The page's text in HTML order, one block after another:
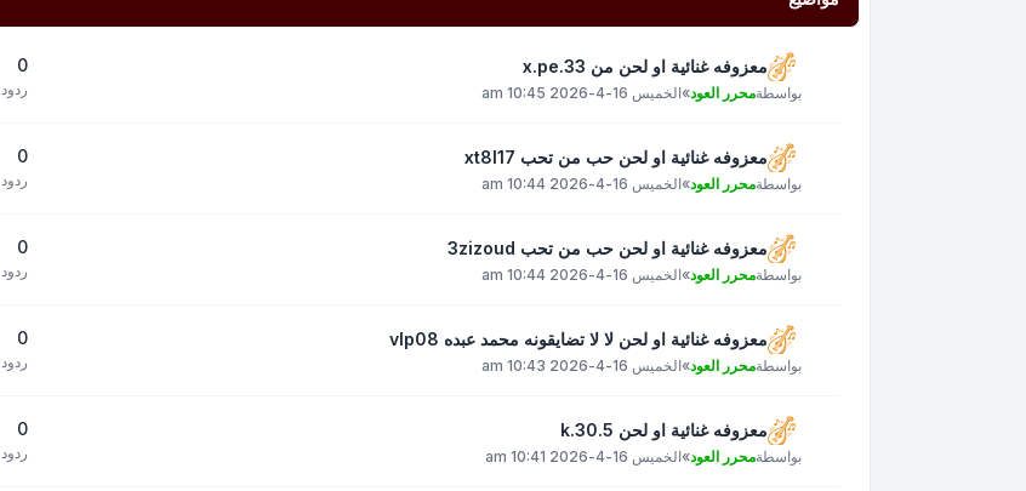
معزوفه غنائية او لحن من x.pe.33
بواسطةمحرر العود»الخميس 16-4-2026 10:45 am
0
ردود
معزوفه غنائية او لحن حب من تحب xt8l17
بواسطةمحرر العود»الخميس 16-4-2026 10:44 am
0
ردود
معزوفه غنائية او لحن حب من تحب 3zizoud
بواسطةمحرر العود»الخميس 16-4-2026 10:44 am
0
ردود
معزوفه غنائية او لحن لا لا تضايقونه محمد عبده vlp08
بواسطةمحرر العود»الخميس 16-4-2026 10:43 am
0
ردود
معزوفه غنائية او لحن k.30.5
بواسطةمحرر العود»الخميس 16-4-2026 10:41 am
0
ردود